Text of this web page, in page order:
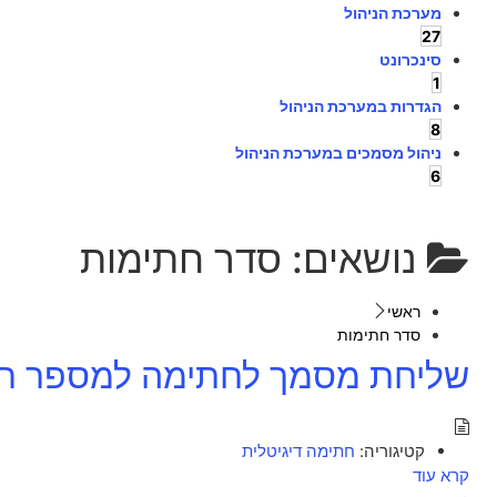
מערכת הניהול
27
סינכרונט
1
הגדרות במערכת הניהול
8
ניהול מסמכים במערכת הניהול
6
נושאים: סדר חתימות
ראשי
סדר חתימות
שליחת מסמך לחתימה למספר
קטיגוריה: חתימה דיגיטלית
קרא עוד